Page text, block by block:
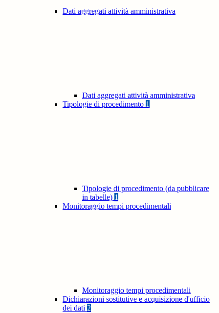
Dati aggregati attività amministrativa
Dati aggregati attività amministrativa
Tipologie di procedimento 1
Tipologie di procedimento (da pubblicare
in tabelle) 1
Monitoraggio tempi procedimentali
Monitoraggio tempi procedimentali
Dichiarazioni sostitutive e acquisizione d'ufficio
dei dati 2